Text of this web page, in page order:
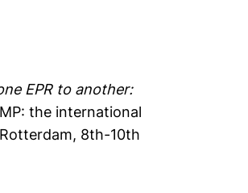
EPR to another:
the international
8th-10th